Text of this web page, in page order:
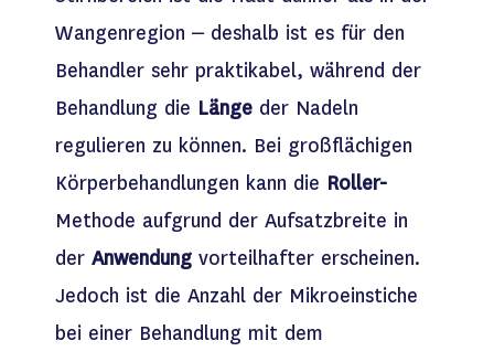
Wangenregion – deshalb ist es für den
Behandler sehr praktikabel, während der
Behandlung die Länge der Nadeln
regulieren zu können. Bei großflächigen
Körperbehandlungen kann die Roller-
Methode aufgrund der Aufsatzbreite in
der Anwendung vorteilhafter erscheinen.
Jedoch ist die Anzahl der Mikroeinstiche
bei einer Behandlung mit dem